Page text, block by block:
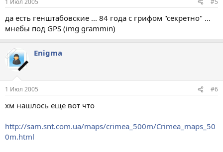
да есть генштабовские ... 84 года с грифом "секретно" ...
мнебы под GPS (img grammin)
Enigma
1 Июл 2005 #6
хм нашлось еще вот что
http://sam.snt.com.ua/maps/crimea_500m/Crimea_maps_50
0m.html